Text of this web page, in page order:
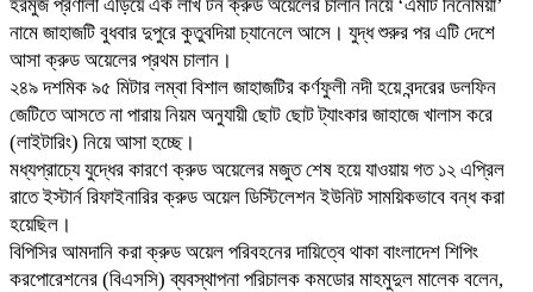
হরমুজ প্রণালী এড়িয়ে এক লাখ টন ক্রুড অয়েলের চালান নিয়ে ‘এমটি নিনেমিয়া’
নামে জাহাজটি বুধবার দুপুরে কুতুবদিয়া চ্যানেলে আসে। যুদ্ধ শুরুর পর এটি দেশে
আসা ক্রুড অয়েলের প্রথম চালান।
২৪৯ দশমিক ৯৫ মিটার লম্বা বিশাল জাহাজটির কর্ণফুলী নদী হয়ে বন্দরের ডলফিন
জেটিতে আসতে না পারায় নিয়ম অনুযায়ী ছোট ছোট ট্যাংকার জাহাজে খালাস করে
(লাইটারিং) নিয়ে আসা হচ্ছে।
মধ্যপ্রাচ্যে যুদ্ধের কারণে ক্রুড অয়েলের মজুত শেষ হয়ে যাওয়ায় গত ১২ এপ্রিল
রাতে ইস্টার্ন রিফাইনারির ক্রুড অয়েল ডিস্টিলেশন ইউনিট সাময়িকভাবে বন্ধ করা
হয়েছিল।
বিপিসির আমদানি করা ক্রুড অয়েল পরিবহনের দায়িত্বে থাকা বাংলাদেশ শিপিং
করপোরেশনের (বিএসসি) ব্যবস্থাপনা পরিচালক কমডোর মাহমুদুল মালেক বলেন,